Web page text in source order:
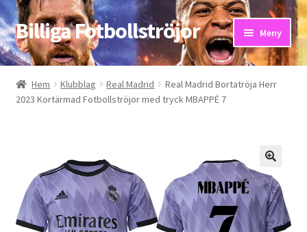
Hoppa
till
navigering
Hoppa
till
innehåll
Billiga Fotbollströjor Meny
Hem
Bloggar
Kassa
Kontakta oss
Hem Klubblag Real Madrid
Real Madrid Bortatröja Herr
2023 Kortärmad Fotbollströjor med tryck MBAPPÉ 7